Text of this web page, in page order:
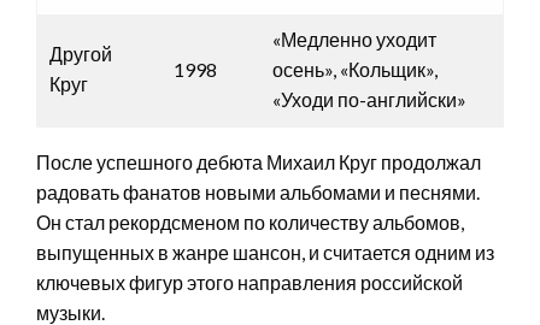
Другой
Круг
1998
«Медленно уходит
осень», «Кольщик»,
«Уходи по-английски»
После успешного дебюта Михаил Круг продолжал
радовать фанатов новыми альбомами и песнями.
Он стал рекордсменом по количеству альбомов,
выпущенных в жанре шансон, и считается одним из
ключевых фигур этого направления российской
музыки.